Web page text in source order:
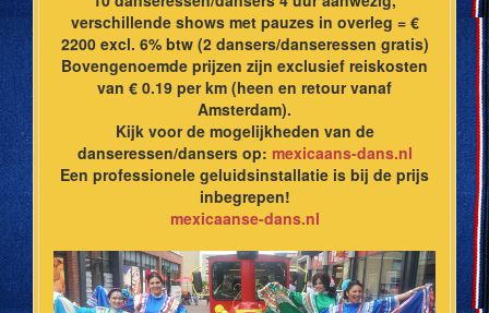
verschillende shows met pauzes in overleg = €
2200 excl. 6% btw (2 dansers/danseressen gratis)
Bovengenoemde prijzen zijn exclusief reiskosten
van € 0.19 per km (heen en retour vanaf
Amsterdam).
Kijk voor de mogelijkheden van de
danseressen/dansers op: mexicaans-dans.nl
Een professionele geluidsinstallatie is bij de prijs
inbegrepen!
mexicaanse-dans.nl